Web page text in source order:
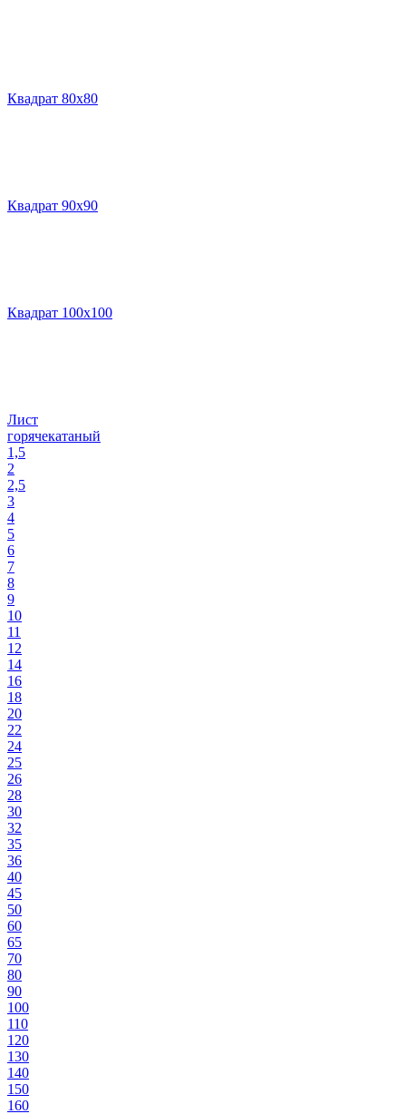
Квадрат 80х80
Квадрат 90х90
Квадрат 100х100
Лист
горячекатаный
1,5
2
2,5
3
4
5
6
7
8
9
10
11
12
14
16
18
20
22
24
25
26
28
30
32
35
36
40
45
50
60
65
70
80
90
100
110
120
130
140
150
160